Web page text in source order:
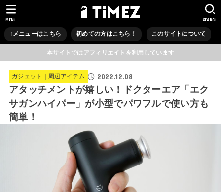
↑メニューはこちら 初めての方はこちら！ このサイトについて
SEARCH
MENU
本サイトではアフィリエイトを利用しています
ガジェット｜周辺アイテム 2022.12.08
アタッチメントが嬉しい！ドクターエア「エク
サガンハイパー」が小型でパワフルで使い方も
簡単！